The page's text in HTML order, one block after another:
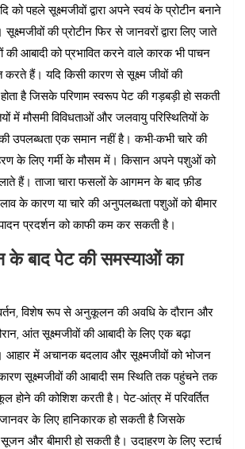
पहले सूक्ष्मजीवों द्वारा अपने स्वयं के प्रोटीन बनाने
की प्रोटीन फिर से जानवरों द्वारा लिए जाते
की आबादी को प्रभावित करने वाले कारक भी पाचन
करते हैं। यदि किसी कारण से सूक्ष्म जीवों की
है जिसके परिणाम स्वरूप पेट की गड़बड़ी हो सकती
में मौसमी विविधताओं और जलवायु परिस्थितियों के
उपलब्धता एक समान नहीं है। कभी-कभी चारे की
के लिए गर्मी के मौसम में। किसान अपने पशुओं को
हैं। ताजा चारा फसलों के आगमन के बाद फ़ीड
के कारण या चारे की अनुपलब्धता पशुओं को बीमार
प्रदर्शन को काफी कम कर सकती है।
के बाद पेट की समस्याओं का
विशेष रूप से अनुकूलन की अवधि के दौरान और
आंत सूक्ष्मजीवों की आबादी के लिए एक बढ़ा
आहार में अचानक बदलाव और सूक्ष्मजीवों को भोजन
सूक्ष्मजीवों की आबादी सम स्थिति तक पहुंचने तक
की कोशिश करती है। पेट-आंत्र में परिवर्तित
जानवर के लिए हानिकारक हो सकती है जिसके
और बीमारी हो सकती है। उदाहरण के लिए स्टार्च